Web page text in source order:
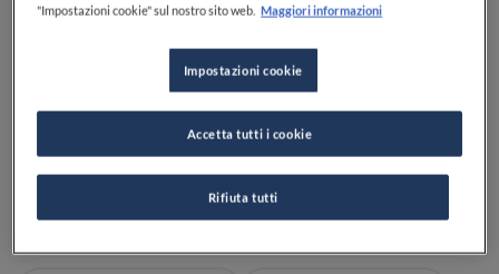
RomaRM
Sabato,12:00-23:59
PREZZO
"Impostazioni cookie" sul nostro sito web. Maggiori informazioni
Impostazioni cookie
Rifiuta tutti
Accetta tutti i cookie